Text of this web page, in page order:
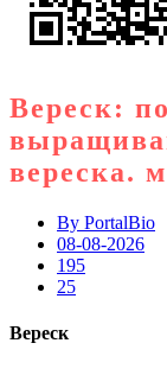
Вереск:
вереска.
By PortalBio
08-08-2026
195
25
Вереск